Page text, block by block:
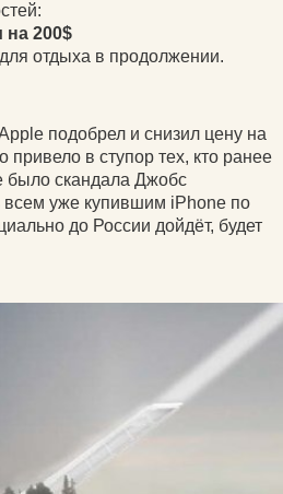
на 200$
отдыха в продолжении.
подобрел и снизил цену на
привело в ступор тех, кто ранее
было скандала Джобс
всем уже купившим iPhone по
до России дойдёт, будет